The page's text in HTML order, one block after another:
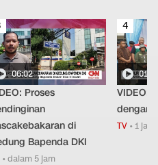
06:02
Proses
di
Bapenda DKI
•dalam 5 jam
4
01:41
VIDEO:
dengan
TV • 1